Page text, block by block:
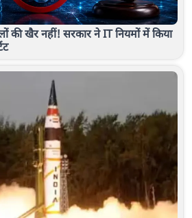
की खैर नहीं! सरकार ने IT नियमों में किया